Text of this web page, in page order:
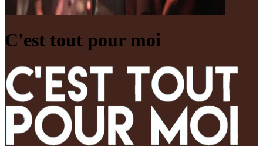
C'est tout pour moi